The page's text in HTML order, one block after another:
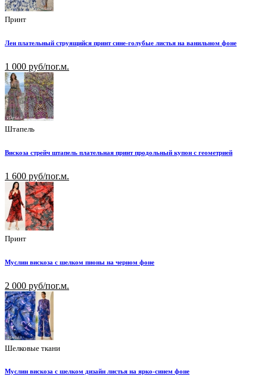
Принт
Лен плательный струящийся принт сине-голубые листья на ванильном фоне
1 000 руб/пог.м.
Штапель
Вискоза стрейч штапель плательная принт продольный купон с геометрией
1 600 руб/пог.м.
Принт
Муслин вискоза с шелком пионы на черном фоне
2 000 руб/пог.м.
Шелковые ткани
Муслин вискоза с шелком дизайн листья на ярко-синем фоне